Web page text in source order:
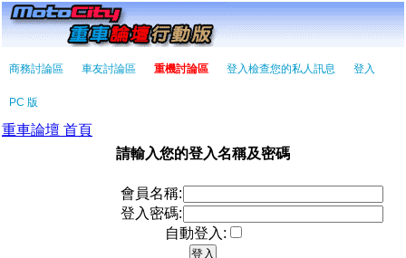
商務討論區 車友討論區 重機討論區 登入檢查您的私人訊息 登入
PC 版
重車論壇 首頁
請輸入您的登入名稱及密碼
會員名稱:
登入密碼:
自動登入: